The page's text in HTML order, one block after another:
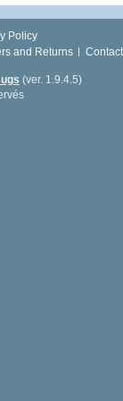
Policy
and Returns
(ver. 1.9.4.5)